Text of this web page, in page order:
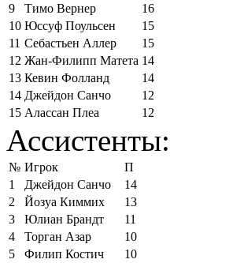
9
Тимо Вернер
16
10 Юссуф Поульсен
15
11 Себастьен Аллер
15
12 Жан-Филипп Матета 14
13 Кевин Фолланд
14
14 Джейдон Санчо
12
15 Алассан Плеа 12
Ассистенты:
№ Игрок
П
1
Джейдон Санчо
14
2
Йозуа Киммих
13
3
Юлиан Брандт
11
4
Торган Азар
10
5
Филип Костич
10